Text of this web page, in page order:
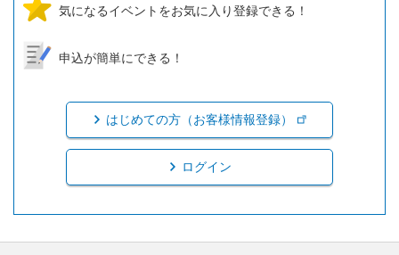
気になるイベントをお気に入り登録できる！
申込が簡単にできる！
はじめての方（お客様情報登録）
ログイン